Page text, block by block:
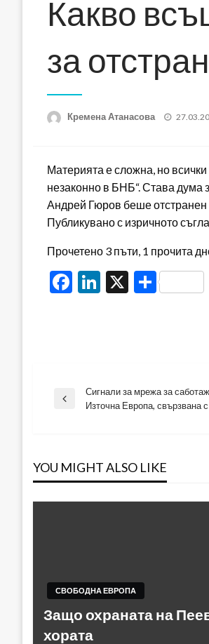
Какво
за
Кремена Атанасова
Posted
Материята е сложна, но
незаконно в БНБ“. Става дума
Андрей Гюров беше отстранен
Публикувано с изричното
Прочетено 3 пъти, 1 прочита
Facebook
LinkedIn
X Share
Навигация
Previous
Сигнали за мрежа за
Източна Европа, свързвана
YOU MIGHT ALSO LIKE
СВОБОДНА ЕВРОПА
Защо охраната на
хората